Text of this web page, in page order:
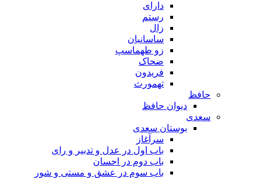
دارای
رستم
زال
ساسانیان
زو طهماسپ‏
ضحاک
فریدون
تهمورث
حافظ
دیوان حافظ
سعدی
بوستان سعدی
سرآغاز
باب اول در عدل و تدبیر و رای
باب دوم در احسان
باب سوم در عشق و مستی و شور